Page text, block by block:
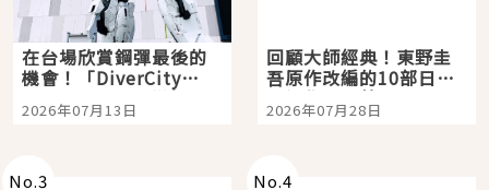
在台場欣賞鋼彈最後的
機會！「DiverCity
Tokyo Plaza」搭船、
購物、美食及夜景，一
2026年07月13日
回顧大師經典！東野圭
吾原作改編的10部日本
影視作品推薦
2026年07月28日
No.3 No.4